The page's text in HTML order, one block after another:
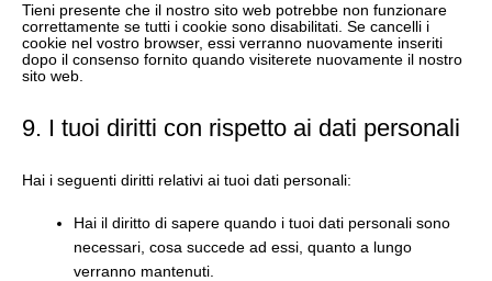
Tieni presente che il nostro sito web potrebbe non funzionare
correttamente se tutti i cookie sono disabilitati. Se cancelli i
cookie nel vostro browser, essi verranno nuovamente inseriti
dopo il consenso fornito quando visiterete nuovamente il nostro
sito web.
9. I tuoi diritti con rispetto ai dati personali
Hai i seguenti diritti relativi ai tuoi dati personali:
Hai il diritto di sapere quando i tuoi dati personali sono
necessari, cosa succede ad essi, quanto a lungo
verranno mantenuti.